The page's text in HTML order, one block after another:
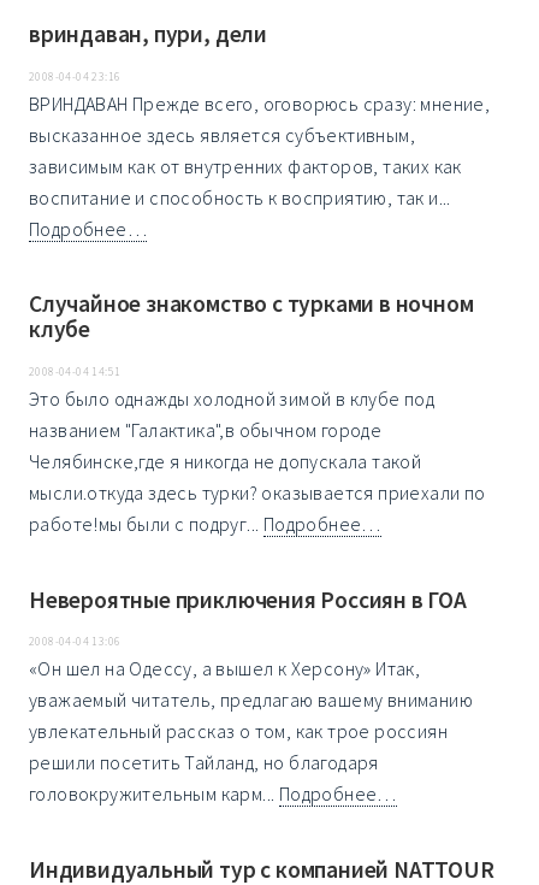
вриндаван, пури, дели
2008-04-04 23:16
ВРИНДАВАН Прежде всего, оговорюсь сразу: мнение,
высказанное здесь является субъективным,
зависимым как от внутренних факторов, таких как
воспитание и способность к восприятию, так и...
Подробнее…
Случайное знакомство с турками в ночном
клубе
2008-04-04 14:51
Это было однажды холодной зимой в клубе под
названием "Галактика",в обычном городе
Челябинске,где я никогда не допускала такой
мысли.откуда здесь турки? оказывается приехали по
работе!мы были с подруг... Подробнее…
Невероятные приключения Россиян в ГОА
2008-04-04 13:06
«Он шел на Одессу, а вышел к Херсону» Итак,
уважаемый читатель, предлагаю вашему вниманию
увлекательный рассказ о том, как трое россиян
решили посетить Тайланд, но благодаря
головокружительным карм... Подробнее…
Индивидуальный тур с компанией NATTOUR